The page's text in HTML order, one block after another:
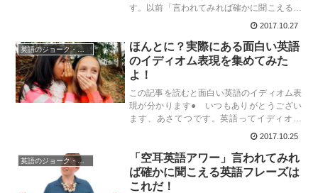
す。以前「言われてみれば確かに聞こえる空
耳英語」と称して以下の記事を書かせていた
blog.makocho0828.net
2017.10.27
英語のジョーク・ダジャレ
ほんとに？実際にある面白い英語
のイディオム表現を集めてみた
よ！
この記事を読むと面白い英語のイディオム表
現が分かります● いつもありがとうござい
ます、あさてつです。英語ってイディオム
（熟語）表現が多いですよね。英語独特の言
なか定着してくれないものもあり、英語学習
者...
2017.10.25
英語のジョーク・ダジャレ
「空耳英語アワー」言われてみれ
ば確かに聞こえる英語フレーズは
これだ！